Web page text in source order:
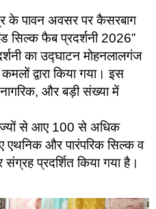
के पावन अवसर पर कैसरबाग
सिल्क फैब प्रदर्शनी 2026”
का उद्घाटन मोहनलालगंज
द्वारा किया गया। इस
और बड़ी संख्या में
से आए 100 से अधिक
एथनिक और पारंपरिक सिल्क व
प्रदर्शित किया गया है।